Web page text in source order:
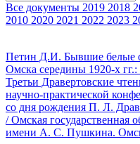
Все документы 2019 2018
2010 2020 2021 2022 2023
Петин Д.И. Бывшие белые
Омска середины 1920-х гг.:
Третьи Дравертовские
научно-практической
со дня рождения П. Л.
/ Омская государственная
имени А. С. Пушкина.